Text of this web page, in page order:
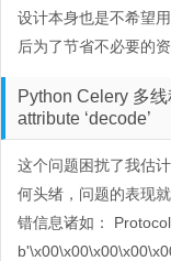
设计本身也是不希望
后为了节省不必要的
Python Celery 多线
attribute ‘decode’
这个问题困扰了我估
何头绪，问题的表现
错信息诸如： Protocol